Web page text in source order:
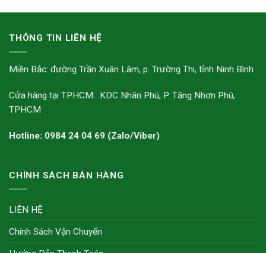
THÔNG TIN LIÊN HỆ
Miền Bắc: đường Trần Xuân Lâm, p. Trường Thi, tỉnh Ninh Bình
Cửa hàng tại TPHCM: KDC Nhân Phú, P. Tăng Nhơn Phú,
TPHCM
Hotline: 0984 24 04 69 (Zalo/Viber)
CHÍNH SÁCH BÁN HÀNG
LIÊN HỆ
Chính Sách Vận Chuyển